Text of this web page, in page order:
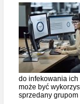
do infekowania ich
może być
sprzedany